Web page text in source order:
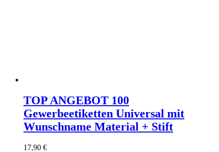
TOP ANGEBOT 100
Gewerbeetiketten Universal mit
Wunschname Material + Stift
17,90 €